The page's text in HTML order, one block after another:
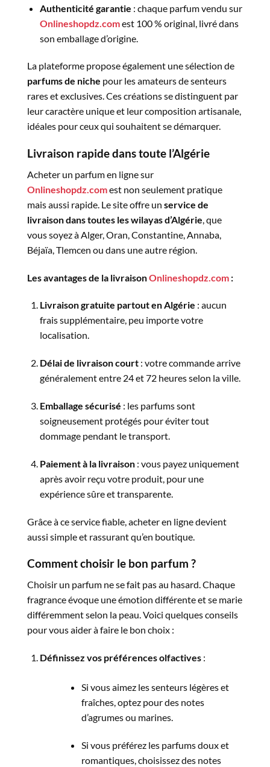
Authenticité garantie : chaque parfum vendu sur
Onlineshopdz.comest 100 % original, livré dans
son emballage d’origine.
La plateforme propose également une sélection de
parfums de niche pour les amateurs de senteurs
rares et exclusives. Ces créations se distinguent par
leur caractère unique et leur composition artisanale,
idéales pour ceux qui souhaitent se démarquer.
Livraison rapide dans toute l’Algérie
Acheter un parfum en ligne sur
Onlineshopdz.comest non seulement pratique
mais aussi rapide. Le site offre un service de
livraison dans toutes les wilayas d’Algérie, que
vous soyez à Alger, Oran, Constantine, Annaba,
Béjaïa, Tlemcen ou dans une autre région.
Les avantages de la livraisonOnlineshopdz.com :
Livraison gratuite partout en Algérie : aucun
frais supplémentaire, peu importe votre
localisation.
Délai de livraison court: votre commande arrive
généralement entre 24 et 72 heures selon la ville.
Emballage sécurisé : les parfums sont
soigneusement protégés pour éviter tout
dommage pendant le transport.
Paiement à la livraison: vous payez uniquement
après avoir reçu votre produit, pour une
expérience sûre et transparente.
Grâce à ce service fiable, acheter en ligne devient
aussi simple et rassurant qu’en boutique.
Comment choisir le bon parfum ?
Choisir un parfum ne se fait pas au hasard. Chaque
fragrance évoque une émotion différente et se marie
différemment selon la peau. Voici quelques conseils
pour vous aider à faire le bon choix :
Définissez vos préférences olfactives:
Si vous aimez les senteurs légères et
fraîches, optez pour des notes
d’agrumes ou marines.
Si vous préférez les parfums doux et
romantiques, choisissez des notes